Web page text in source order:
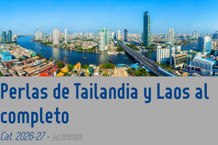
EUROPA
ASIA
ORIENTE
PROMOCIONES
Perlas de Tailandia y Laos al
completo
Cat. 2026-27 - (id:2610199)